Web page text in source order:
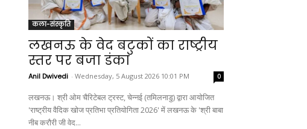
कला-संस्कृति
लखनऊ के वेद बटुकों का राष्ट्रीय
स्तर पर बजा डंका
Anil Dwivedi - Wednesday, 5 August 2026 10:01 PM 0
लखनऊ। श्री ओम चैरिटेबल ट्रस्ट, चेन्नई (तमिलनाडु) द्वारा आयोजित
'राष्ट्रीय वैदिक खोज प्रतिभा प्रतियोगिता 2026' में लखनऊ के 'श्री बाबा
नीब करौरी जी वेद...